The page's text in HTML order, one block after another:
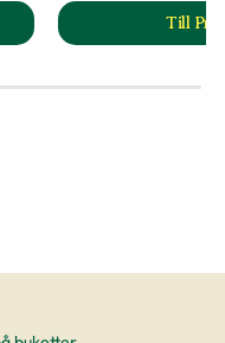
II' produktsida
Till